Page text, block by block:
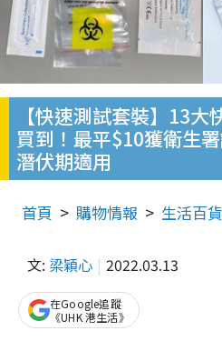
【快速測試套裝】13
買到！最平$10獲衛生
潛伏期適用
首頁 購物情報 生活百貨
文: 梁穎心 2022.03.13
在Google追蹤
《UHK 港生活》